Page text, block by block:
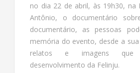
no dia 22 de abril, às 19h30, na
Antônio, o documentário
documentário, as pessoas
memória do evento, desde a
relatos e imagens
desenvolvimento da Felinju.